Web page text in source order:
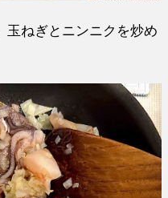
玉ねぎとニンニクを炒め